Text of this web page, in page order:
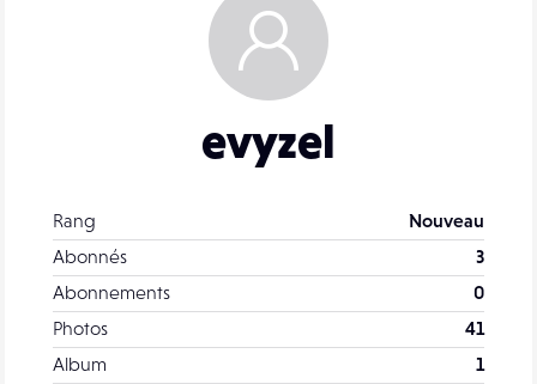
evyzel
Rang
Nouveau
Abonnés
3
Abonnements
0
Photos
41
Album
1